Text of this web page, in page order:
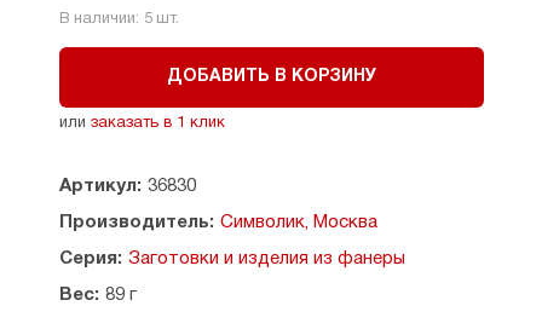
В наличии: 5шт.
ДОБАВИТЬ В КОРЗИНУ
или заказать в 1 клик
Артикул: 36830
Производитель: Символик, Москва
Серия: Заготовки и изделия из фанеры
Вес: 89 г